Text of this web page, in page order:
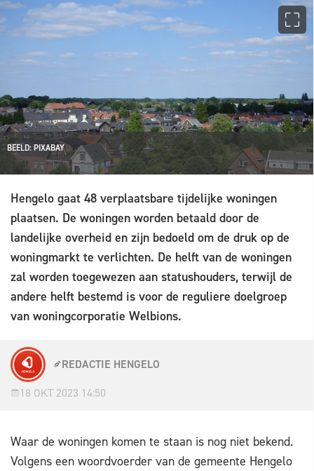
BEELD: PIXABAY
Hengelo gaat 48 verplaatsbare tijdelijke woningen
plaatsen. De woningen worden betaald door de
landelijke overheid en zijn bedoeld om de druk op de
woningmarkt te verlichten. De helft van de woningen
zal worden toegewezen aan statushouders, terwijl de
andere helft bestemd is voor de reguliere doelgroep
van woningcorporatie Welbions.
REDACTIE HENGELO
18 OKT 2023 14:50
Waar de woningen komen te staan is nog niet bekend.
Volgens een woordvoerder van de gemeente Hengelo